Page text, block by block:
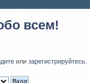
всем!
или зарегистрируйтесь